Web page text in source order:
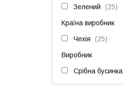
Зелений 25
Країна виробник
Чехія 25
Виробник
Срібна бусинка